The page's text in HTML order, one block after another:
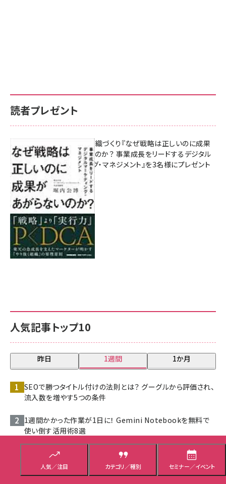
人気／注目 カテゴリ／種別 セミナー／イベント
人気記事トップ10
昨日 1週間 1か月
SEOで勝つタイトル付けの法則とは？ グーグルから評価され、
流入数を増やす5つの条件
1週間かかった作業が1日に！ Gemini Notebookを無料で
使い倒す活用術8選
アクティブユーザーが2倍に急成長！ JA共済アプリに学
ぶ“ユーザー視点”のUI/UX改善
読者プレゼント
成果を生む組織づくり『なぜ戦略は正しいのに成果
があがらないのか？ 事業成長をリードするデジタル
マーケティング・マネジメント』を3名様にプレゼント
8月7日 10:00